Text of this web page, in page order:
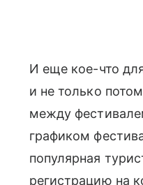
И еще кое-что
и не только
между
графиком
популярная
регистрацию на